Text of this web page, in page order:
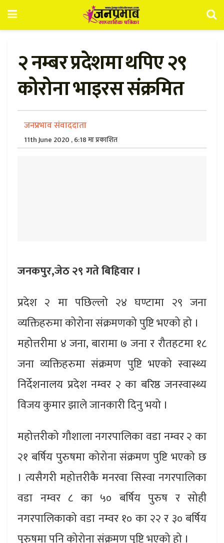
२ नम्बर प्रदेशमा थपिए २९
कोरोना भाइरस संक्रमित
जनप्रभाव संवाददाता
11th June 2020 , 6:18 मा प्रकाशित
जनकपुर,जेठ२९ गते बिहिवार ।
प्रदेश २ मा पछिल्लो २४ घण्टामा २९ जना
व्यक्तिहरुमा कोरोना संक्रमणको पुष्टि भएको हो ।
महोत्तरीमा ४ जना, बारामा ७ जना र रौतहटमा १८
जना व्यक्तिहरुमा संक्रमण पुष्टि भएको स्वास्थ्य
निर्देशनालय प्रदेश नम्वर २ का बरिष्ठ जनस्वास्थ्य
विजय कुमार झाले जानकारी दिनु भयो ।
महोत्तरीको गौशाला नगरपालिका वडा नम्वर २ का
२१ बर्षिय पुरुषमा कोरोना संक्रमण पुष्टि भएको छ
। त्यसैगरी महोत्तरीकै मनरवा सिस्वा नगरपालिका
वडा नम्वर ८ का ५० बर्षिय पुरुष र सोही
नगरपालिकाको वडा नम्वर १० का २२ र ३० बर्षिय